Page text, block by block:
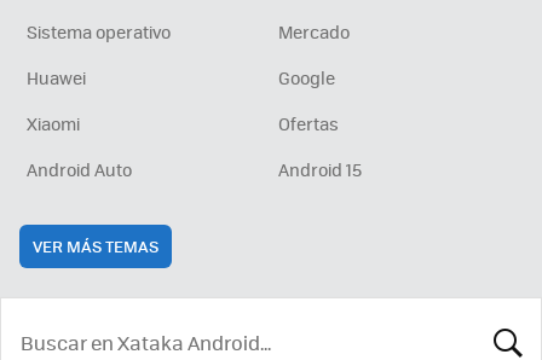
Sistema operativo
Mercado
Huawei
Google
Xiaomi
Ofertas
Android Auto
Android 15
VER MÁS TEMAS